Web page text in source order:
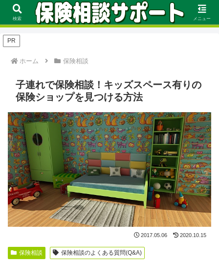
FP資格を持つ保険のプロが保険の選び方や見直し方、評価基準に基づくおす
すめをランキング形式で徹底解説！
PR
ホーム 保険相談
子連れで保険相談！キッズスペース有りの
保険ショップを見つける方法
2017.05.06 2020.10.15
保険相談 保険相談のよくある質問(Q&A)
検索 メニュー